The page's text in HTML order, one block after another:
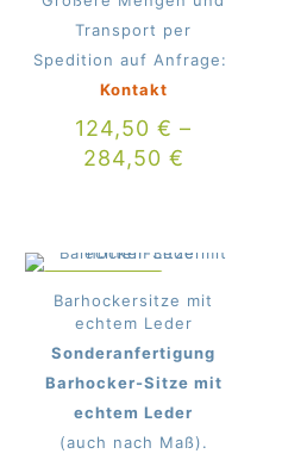
Transport per
Spedition auf Anfrage:
Kontakt
124,50€ –
284,50 €
Barhockersitze mit
echtem Leder
Sonderanfertigung
Barhocker-Sitze mit
echtem Leder
(auch nach Maß).